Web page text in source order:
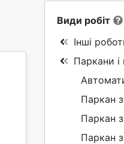
Види робіт
Інші
Паркани і
Паркан
Паркан
Паркан